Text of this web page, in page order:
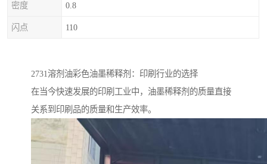
密度 0.8
闪点 110
2731溶剂油彩色油墨稀释剂：印刷行业的选择
在当今快速发展的印刷工业中，油墨稀释剂的质量直接
关系到印刷品的质量和生产效率。